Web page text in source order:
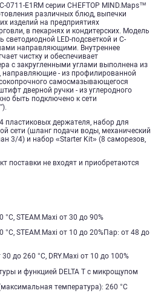
0711-E1RM серии CHEFTOP MIND.Maps™
различных блюд, выпечки
изделий на предприятиях
в пекарнях и кондитерских. Модель
LED-подсветкой и C-
направляющими. Внутреннее
чистку и обеспечивает
с закругленными углами выполнена из
направляющие - из профилированной
самосмазывающегося
дверной ручки - из углеродного
быть подключено к сети
пластиковых держателя, набор для
сети (шланг подачи воды, механический
3/4) и набор «Starter Kit» (8 саморезов,
поставки не входят и приобретаются
STEAM.Maxi от 30 до 90%
°C, STEAM.Maxi от 10 до 20%Пар: от 48 до
до 260 °C, DRY.Maxi от 10 до 100%
и функцией DELTA T с микрощупом
температура): 260 °С